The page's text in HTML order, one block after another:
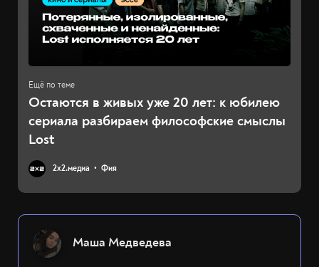
Остаются в живых уже 20 лет: к юбилею
сериала разбираем философские смыслы
Lost
2х2.медиа Фия
Маша Медведева